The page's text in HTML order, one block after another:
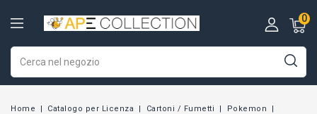
0
Home Catalogo per Licenza Cartoni / Fumetti
Pokemon